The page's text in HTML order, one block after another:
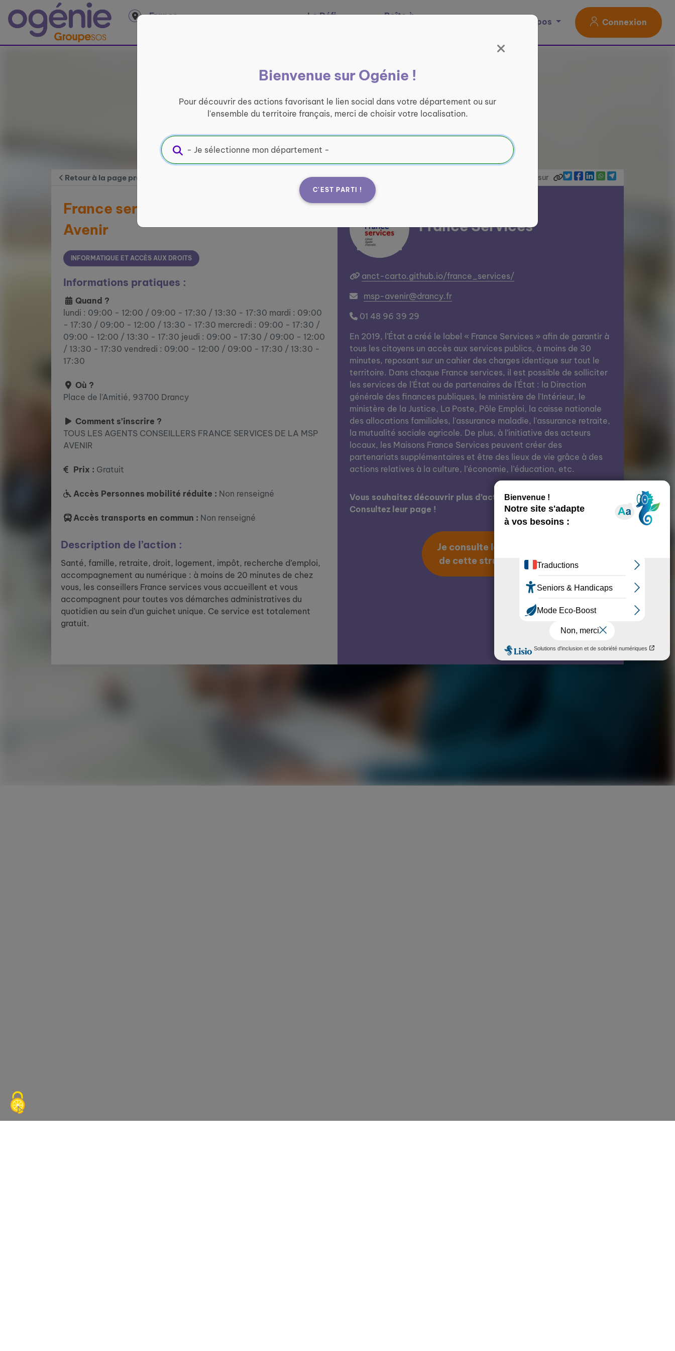
France
Le Défi
Boîte à
À propos Connexion
Bienvenue sur Ogénie !
Pour découvrir des actions favorisant le lien social dans votre département ou sur
l'ensemble du territoire français, merci de choisir votre localisation.
C'EST PARTI !
Retour à la page précédente Partager sur
France services Drancy - quartier
Avenir
INFORMATIQUE ET ACCÈS AUX DROITS
Informations pratiques :
Quand ?
lundi : 09:00 - 12:00 / 09:00 - 17:30 / 13:30 - 17:30 mardi : 09:00
- 17:30 / 09:00 - 12:00 / 13:30 - 17:30 mercredi : 09:00 - 17:30 /
09:00 - 12:00 / 13:30 - 17:30 jeudi : 09:00 - 17:30 / 09:00 - 12:00
/ 13:30 - 17:30 vendredi : 09:00 - 12:00 / 09:00 - 17:30 / 13:30 -
17:30
Où ?
Place de l'Amitié, 93700 Drancy
Comment s’inscrire ?
TOUS LES AGENTS CONSEILLERS FRANCE SERVICES DE LA MSP
AVENIR
Prix : Gratuit
Accès Personnes mobilité réduite : Non renseigné
Accès transports en commun : Non renseigné
Description de l’action :
Santé, famille, retraite, droit, logement, impôt, recherche d’emploi,
accompagnement au numérique : à moins de 20 minutes de chez
vous, les conseillers France services vous accueillent et vous
accompagnent pour toutes vos démarches administratives du
quotidien au sein d’un guichet unique. Ce service est totalement
gratuit.
France Services
anct-carto.github.io/france_services/
msp-avenir@drancy.fr
01 48 96 39 29
En 2019, l’État a créé le label « France Services » afin de garantir à
tous les citoyens un accès aux services publics, à moins de 30
minutes, reposant sur un cahier des charges identique sur tout le
territoire. Dans chaque France services, il est possible de solliciter
les services de l'État ou de partenaires de l'État : la Direction
générale des finances publiques, le ministère de l'Intérieur, le
ministère de la Justice, La Poste, Pôle Emploi, la caisse nationale
des allocations familiales, l'assurance maladie, l'assurance retraite,
la mutualité sociale agricole. De plus, à l’initiative des acteurs
locaux, les Maisons France Services peuvent créer des
partenariats supplémentaires et être des lieux de vie grâce à des
actions relatives à la culture, l’économie, l’éducation, etc.
Vous souhaitez découvrir plus d’actions de cette structure ?
Consultez leur page !
Je consulte la page
de cette structure
Panneau de gestion des cookies